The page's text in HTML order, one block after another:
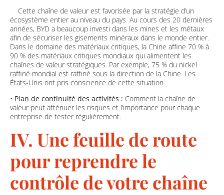
Cette chaîne de valeur est favorisée par la stratégie d’un
écosystème entier au niveau du pays. Au cours des 20 dernières
années, BYD a beaucoup investi dans les mines et les métaux
afin de sécuriser les gisements minéraux dans le monde entier.
Dans le domaine des matériaux critiques, la Chine affine 70 % à
90 % des matériaux critiques mondiaux qui alimentent les
chaînes de valeur stratégiques. Par exemple, 75 % du nickel
raffiné mondial est raffiné sous la direction de la Chine. Les
États-Unis ont pris conscience de cette situation.
• Plan de continuité des activités : Comment la chaîne de
valeur peut atténuer les risques et l’importance pour chaque
entreprise de tester régulièrement.
IV. Une feuille de route
pour reprendre le
contrôle de votre chaîne